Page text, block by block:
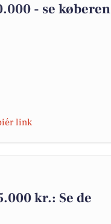
- se køberen
link
kr.: Se de